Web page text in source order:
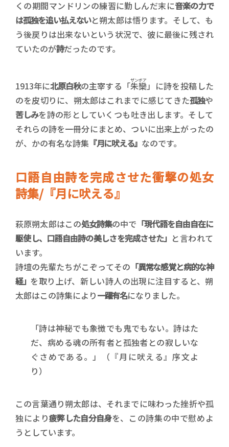
くの期間マンドリンの練習に勤しんだ末に音楽の力で
は孤独を追い払えないと朔太郎は悟ります。そして、も
う後戻りは出来ないという状況で、彼に最後に残され
ていたのが詩だったのです。
1913年に北原白秋の主宰する「朱欒
ザンボア」に詩を投稿した
のを皮切りに、朔太郎はこれまでに感じてきた孤独や
苦しみを詩の形としていくつも吐き出します。そして
それらの詩を一冊分にまとめ、ついに出来上がったの
が、かの有名な詩集 『月に吠える』 なのです。
口語自由詩を完成させた衝撃の処女
詩集/『月に吠える』
萩原朔太郎はこの処女詩集の中で 「現代語を自由自在に
駆使し、口語自由詩の美しさを完成させた」 と言われて
います。
詩壇の先輩たちがこぞってその 「異常な感覚と病的な神
経」 を取り上げ、新しい詩人の出現に注目すると、朔
太郎はこの詩集により一躍有名になりました。
「詩は神秘でも象徴でも鬼でもない。詩はた
だ、病める魂の所有者と孤独者との寂しいな
ぐさめである。」（『月に吠える』序文よ
り）
この言葉通り朔太郎は、それまでに味わった挫折や孤
独により疲弊した自分自身を、この詩集の中で慰めよ
うとしています。